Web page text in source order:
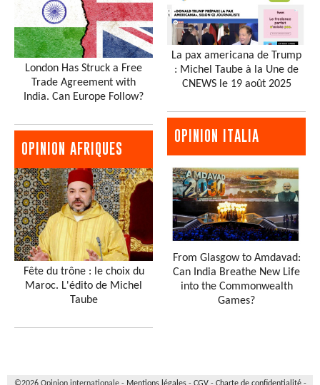
London Has Struck a Free
Trade Agreement with
India. Can Europe Follow?
OPINION AFRIQUES
Fête du trône : le choix du
Maroc. L'édito de Michel
Taube
La pax americana de Trump
: Michel Taube à la Une de
CNEWS le 19 août 2025
OPINION ITALIA
From Glasgow to Amdavad:
Can India Breathe New Life
into the Commonwealth
Games?
©2026 Opinion internationale - Mentions légales- CGV- Charte de confidentialité-